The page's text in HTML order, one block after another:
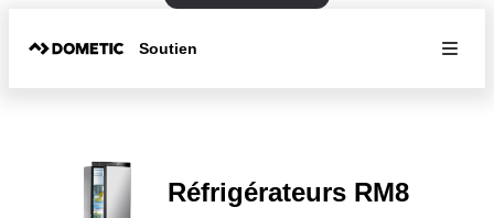
Soutien
Réfrigérateurs RM8